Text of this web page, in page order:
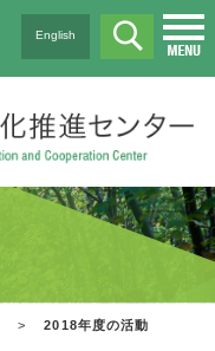
English
> 2018年度の活動